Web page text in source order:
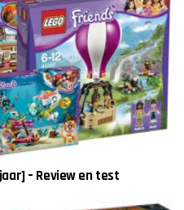
– Review en test